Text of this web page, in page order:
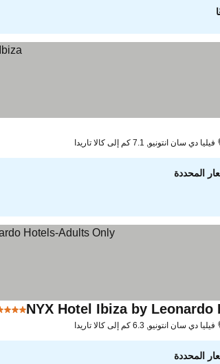
فيليا دي سان انتونيو, 7.1 كم إلى كالا تاريدا
المحددة
NYX Hotel Ibiza by4 عدد النجوم
فيليا دي سان انتونيو, 6.3 كم إلى كالا تاريدا
المحددة